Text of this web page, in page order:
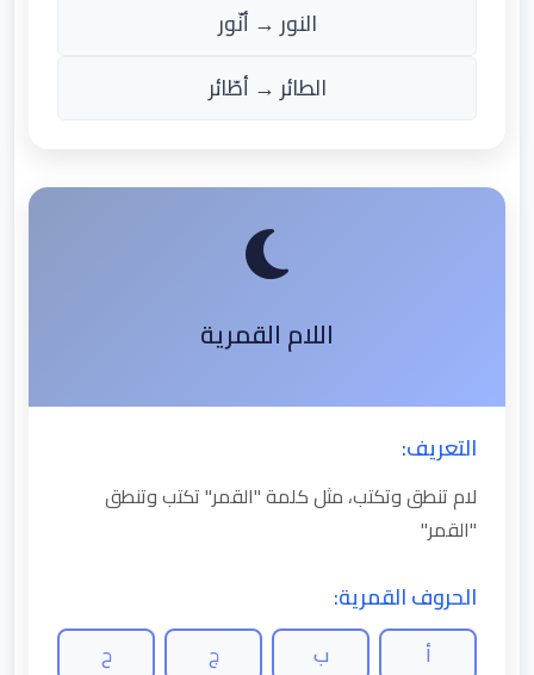
النور → أنّور
الطائر → أطّائر
اللام القمرية
التعريف:
لام تنطق وتكتب، مثل كلمة "القمر" تكتب وتنطق
"القمر"
الحروف القمرية:
أ ب ج
ح